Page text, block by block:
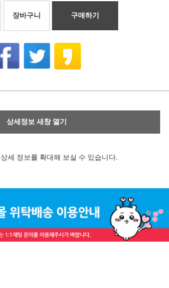
장바구니 구매하기
상세정보 새창 열기
상세 정보를 확대해 보실 수 있습니다.